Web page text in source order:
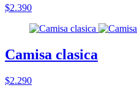
$2.390
Camisa clasica
$2.290